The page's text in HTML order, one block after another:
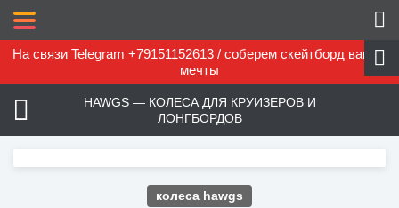
На связи Telegram +79151152613 / соберем скейтборд вашей
мечты
HAWGS — КОЛЕСА ДЛЯ КРУИЗЕРОВ И
ЛОНГБОРДОВ
колеса hawgs